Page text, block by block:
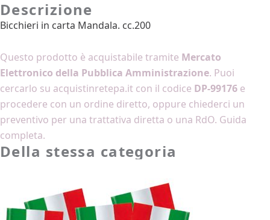
Descrizione
Bicchieri in carta Mandala. cc.200
Questo prodotto è acquistabile tramite Mercato
Elettronico della Pubblica Amministrazione. Puoi
cercarlo su acquistinretepa.it con il codice DP-99176 e
procedere con un ordine diretto, oppure chiederci un
preventivo per una trattativa diretta o una RdO. Guida
completa.
Della stessa categoria